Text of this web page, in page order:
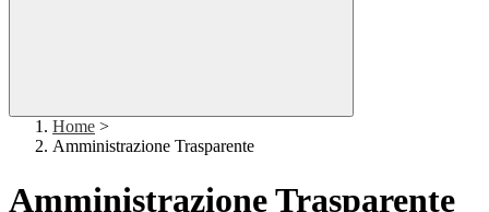
Home >
Amministrazione Trasparente
Amministrazione Trasparente